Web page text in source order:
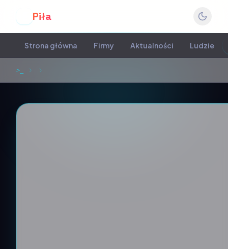
Piła
Strona główna Firmy Aktualności Ludzie
>_